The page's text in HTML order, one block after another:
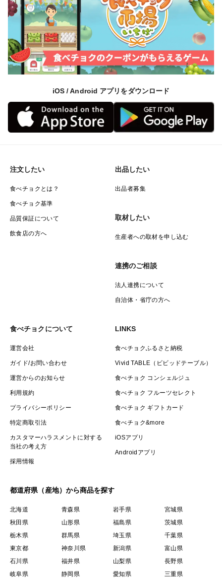
iOS / Android アプリをダウンロード
注文したい
食べチョクとは？
食べチョク基準
品質保証について
飲食店の方へ
出品したい
出品者募集
取材したい
生産者への取材を申し込む
連携のご相談
法人連携について
自治体・省庁の方へ
食べチョクについて
運営会社
ガイド/お問い合わせ
運営からのお知らせ
利用規約
プライバシーポリシー
特定商取引法
カスタマーハラスメントに対する
当社の考え方
採用情報
LINKS
食べチョクふるさと納税
Vivid TABLE（ビビッドテーブル）
食べチョク コンシェルジュ
食べチョク フルーツセレクト
食べチョク ギフトカード
食べチョク&more
iOSアプリ
Androidアプリ
都道府県（産地）から商品を探す
北海道 青森県 岩手県
宮城県
秋田県
山形県 福島県
茨城県
栃木県
群馬県 埼玉県
千葉県
東京都
神奈川県 新潟県
富山県
石川県
福井県 山梨県
長野県
岐阜県
静岡県 愛知県 三重県